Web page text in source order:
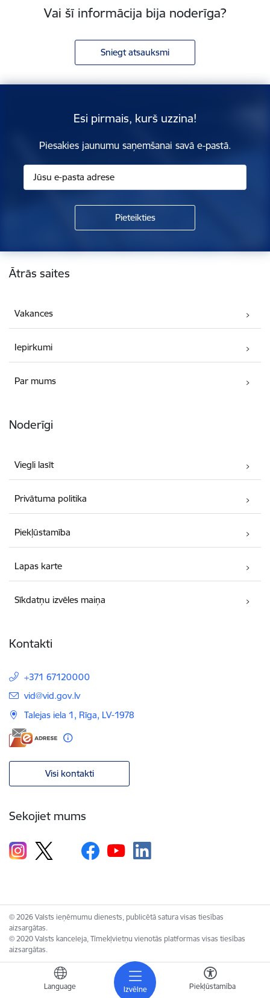
Izvēlne
Language Piekļūstamība
Vai šī informācija bija noderīga?
Sniegt atsauksmi
Esi pirmais, kurš uzzina!
Piesakies jaunumu saņemšanai savā e-pastā.
Kājene
Ātrās saites
Vakances
Iepirkumi
Par mums
Noderīgi
Viegli lasīt
Privātuma politika
Piekļūstamība
Lapas karte
Sīkdatņu izvēles maiņa
Kontakti
+371 67120000
E-pasts:
vid@vid.gov.lv
Talejas iela 1, Rīga, LV-1978
Visi kontakti
Sekojiet mums
© 2026 Valsts ieņēmumu dienests, publicētā satura visas tiesības
aizsargātas.
© 2020 Valsts kanceleja, Tīmekļvietņu vienotās platformas visas tiesības
aizsargātas.